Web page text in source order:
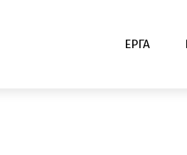
ΕΡΓΑ